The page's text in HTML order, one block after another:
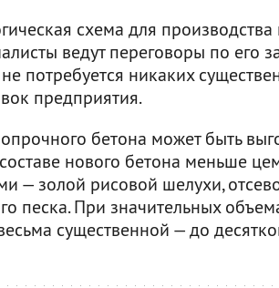
схема для производства
ведут переговоры по его
потребуется никаких
предприятия.
бетона может быть
нового бетона меньше
— золой рисовой шелухи,
песка. При значительных
существенной — до